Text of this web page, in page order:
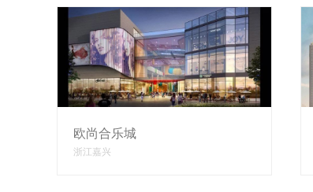
欧尚合乐城
浙江嘉兴